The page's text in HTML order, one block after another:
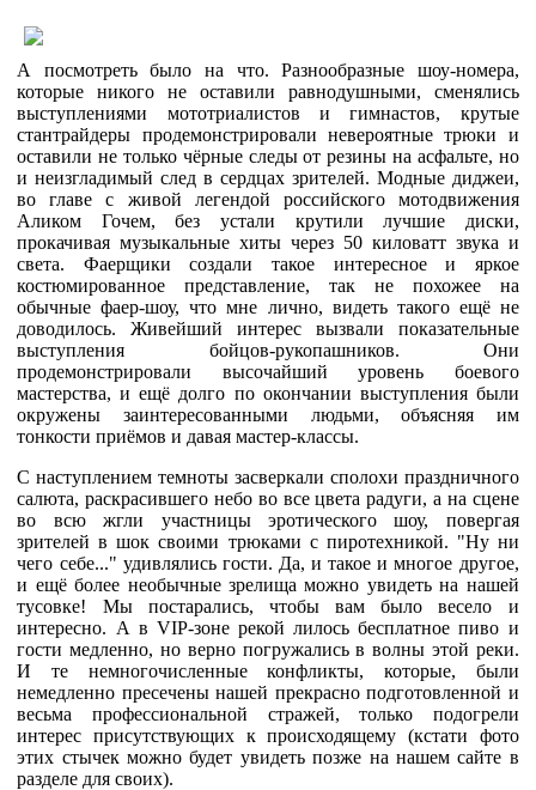
А посмотреть было на что. Разнообразные шоу-номера,
которые никого не оставили равнодушными, сменялись
выступлениями мототриалистов и гимнастов, крутые
стантрайдеры продемонстрировали невероятные трюки и
оставили не только чёрные следы от резины на асфальте, но
и неизгладимый след в сердцах зрителей. Модные диджеи,
во главе с живой легендой российского мотодвижения
Аликом Гочем, без устали крутили лучшие диски,
прокачивая музыкальные хиты через 50 киловатт звука и
света. Фаерщики создали такое интересное и яркое
костюмированное представление, так не похожее на
обычные фаер-шоу, что мне лично, видеть такого ещё не
доводилось. Живейший интерес вызвали показательные
выступления бойцов-рукопашников. Они
продемонстрировали высочайший уровень боевого
мастерства, и ещё долго по окончании выступления были
окружены заинтересованными людьми, объясняя им
тонкости приёмов и давая мастер-классы.
С наступлением темноты засверкали сполохи праздничного
салюта, раскрасившего небо во все цвета радуги, а на сцене
во всю жгли участницы эротического шоу, повергая
зрителей в шок своими трюками с пиротехникой. "Ну ни
чего себе..." удивлялись гости. Да, и такое и многое другое,
и ещё более необычные зрелища можно увидеть на нашей
тусовке! Мы постарались, чтобы вам было весело и
интересно. А в VIP-зоне рекой лилось бесплатное пиво и
гости медленно, но верно погружались в волны этой реки.
И те немногочисленные конфликты, которые, были
немедленно пресечены нашей прекрасно подготовленной и
весьма профессиональной стражей, только подогрели
интерес присутствующих к происходящему (кстати фото
этих стычек можно будет увидеть позже на нашем сайте в
разделе для своих).